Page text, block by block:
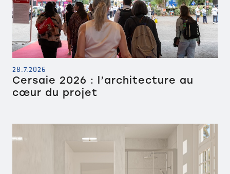
28.7.2026
Cersaie 2026 : l’architecture au
cœur du projet